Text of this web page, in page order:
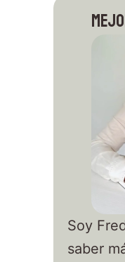
Soy
saber